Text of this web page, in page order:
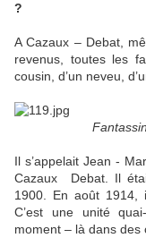
?
A Cazaux – Debat,
revenus, toutes les
cousin, d’un neveu,
Il s’appelait Jean -
Cazaux Debat. Il
1900. En août 1914,
C’est une unité
moment – là dans des